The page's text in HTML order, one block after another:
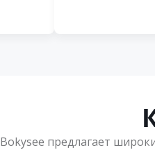
Bokysee предлагает